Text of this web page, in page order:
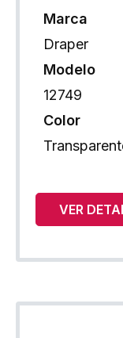
Marca
Draper
Modelo
12749
Color
VER